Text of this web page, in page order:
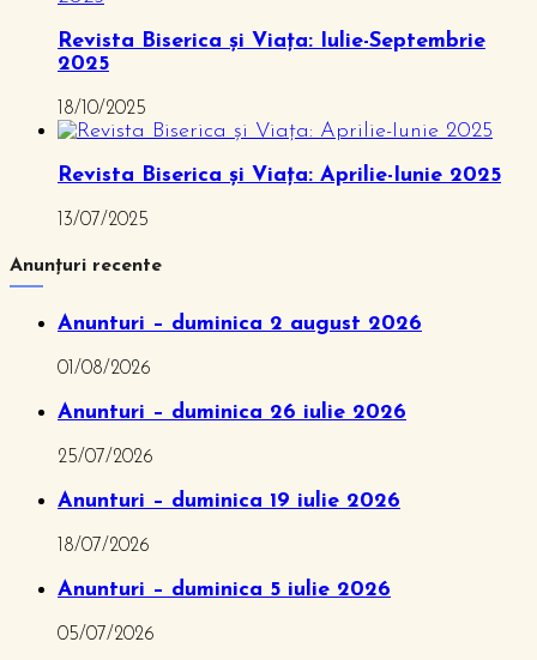
Revista Biserica și Viața: Iulie-Septembrie
2025
18/10/2025
Revista Biserica și Viața: Aprilie-Iunie 2025
13/07/2025
Anunțuri recente
Anunturi – duminica 2 august 2026
01/08/2026
Anunturi – duminica 26 iulie 2026
25/07/2026
Anunturi – duminica 19 iulie 2026
18/07/2026
Anunturi – duminica 5 iulie 2026
05/07/2026